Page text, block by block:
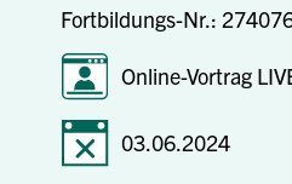
Fortbildungs-Nr.:
Online-Vortrag
03.06.2024